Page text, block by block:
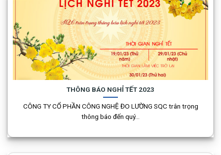
THÔNG BÁO NGHỈ TẾT 2023
CÔNG TY CỔ PHẦN CÔNG NGHỆ ĐO LƯỜNG SQC trân trọng
thông báo đến quý...